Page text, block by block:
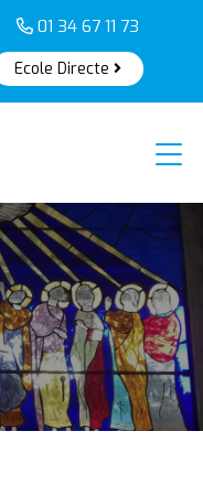
01 34 67 11 73
Ecole Directe